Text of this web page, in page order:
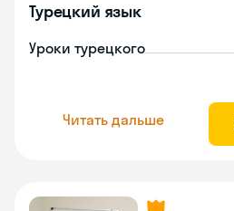
Турецкий язык
Уроки турецкого
Читать дальше